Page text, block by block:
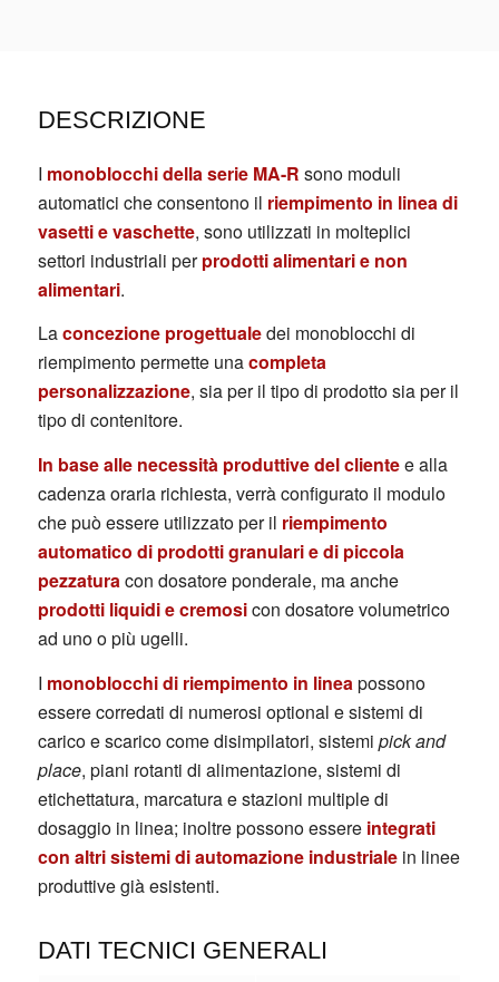
DESCRIZIONE
I monoblocchi della serie MA-R sono moduli
automatici che consentono il riempimento in linea di
vasetti e vaschette, sono utilizzati in molteplici
settori industriali perprodotti alimentari e non
alimentari.
Laconcezione progettualedei monoblocchi di
riempimento permette unacompleta
personalizzazione, sia per il tipo di prodotto sia per il
tipo di contenitore.
In base alle necessità produttive del clientee alla
cadenza oraria richiesta, verrà configurato il modulo
che può essere utilizzato per il riempimento
automatico di prodotti granulari e di piccola
pezzaturacon dosatore ponderale, ma anche
prodotti liquidi e cremosicon dosatore volumetrico
ad uno o più ugelli.
I monoblocchi di riempimento in lineapossono
essere corredati di numerosi optional e sistemi di
carico e scarico come disimpilatori, sistemi pick and
place, piani rotanti di alimentazione, sistemi di
etichettatura, marcatura e stazioni multiple di
dosaggio in linea; inoltre possono essere integrati
con altri sistemi di automazione industrialein linee
produttive già esistenti.
DATI TECNICI GENERALI